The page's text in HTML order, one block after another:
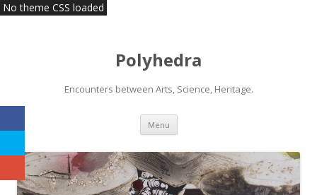
Polyhedra
Encounters between Arts, Science, Heritage.
Menu Skip
content
No theme CSS loaded